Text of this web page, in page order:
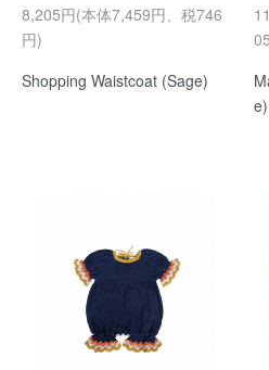
8,205円(本体7,459円、税746
円)
Shopping Waistcoat (Sage)
e)